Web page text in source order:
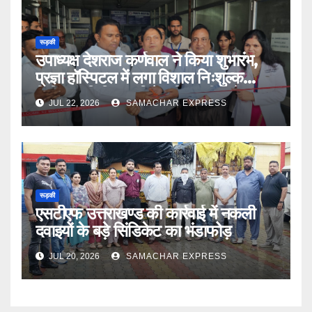
रूड़की
उपाध्यक्ष देशराज कर्णवाल ने किया शुभारंभ,
प्रज्ञा हॉस्पिटल में लगा विशाल निःशुल्क
चिकित्सा शिविर डॉ दिनेश त्रिपाठी बोले मानव
सेवा भगवान की सेवा
JUL 22, 2026 SAMACHAR EXPRESS
रूड़की
एसटीएफ उत्तराखण्ड की कार्रवाई में नकली
दवाइयों के बड़े सिंडिकेट का भंडाफोड़
JUL 20, 2026 SAMACHAR EXPRESS